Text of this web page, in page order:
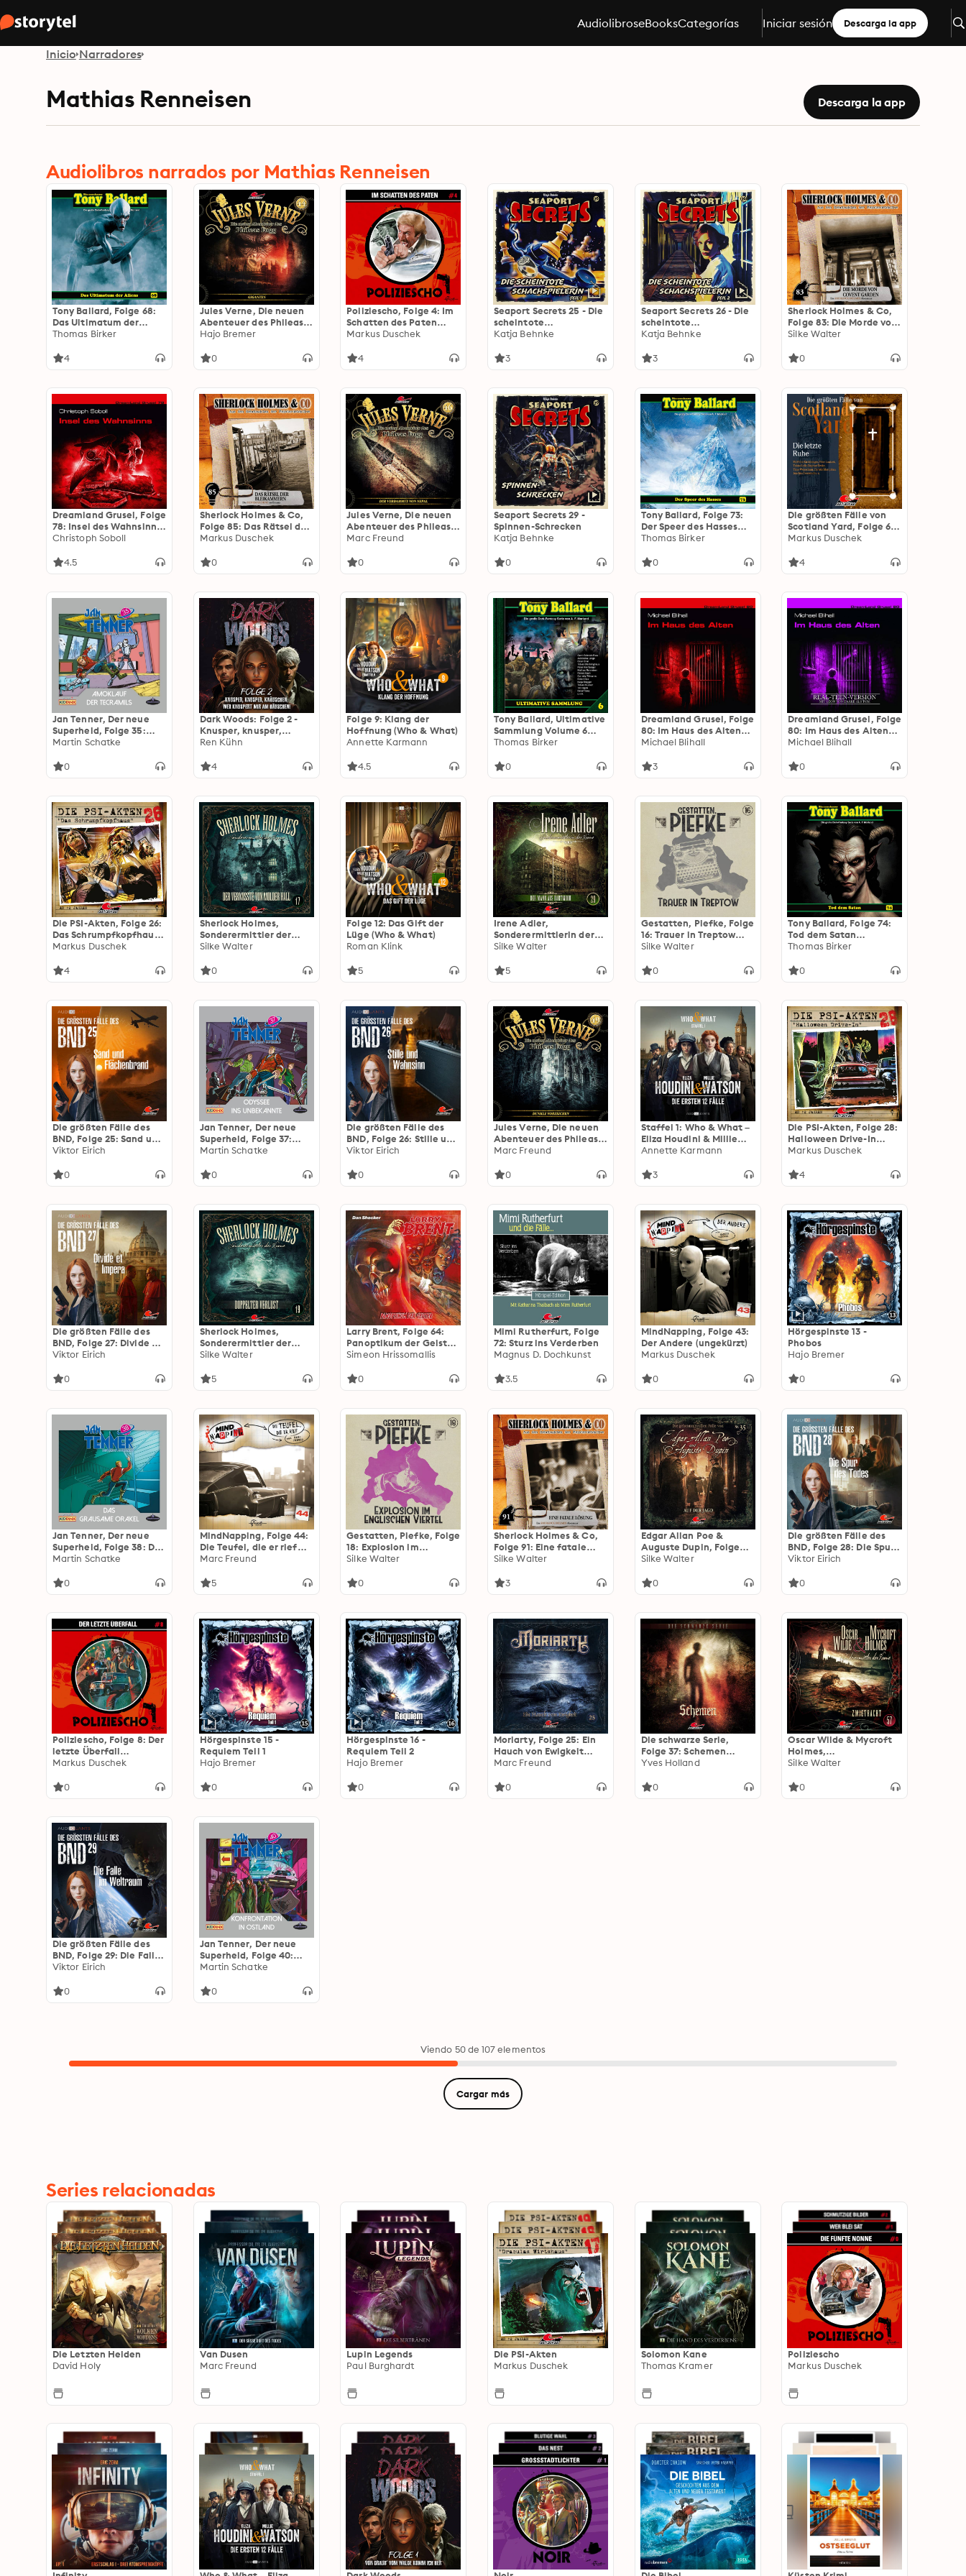
AudiolibroseBooksCategorías Iniciar sesión Descarga la app
Inicio Narradores
Mathias Renneisen Descarga la app
Audiolibros narrados por Mathias Renneisen
Tony Ballard, Folge 68:
Das Ultimatum der
Aliens
Thomas Birker
4
Jules Verne, Die neuen
Abenteuer des Phileas
Fogg, Folge 44:
Hajo Bremer
0
Poliziescho, Folge 4: Im
Schatten des Paten
(ungekürzt)
Markus Duschek
4
Seaport Secrets 25 - Die
scheintote
Schachspielerin Teil 1
Katja Behnke
3
Seaport Secrets 26 - Die
scheintote
Schachspielerin Teil 2
Katja Behnke
3
Sherlock Holmes & Co,
Folge 83: Die Morde von
Covent Garden
Silke Walter
0
Dreamland Grusel, Folge
78: Insel des Wahnsinns
(ungekürzt)
Christoph Soboll
4.5
Sherlock Holmes & Co,
Folge 85: Das Rätsel der
Bleikammern
Markus Duschek
0
Jules Verne, Die neuen
Abenteuer des Phileas
Fogg, Folge 46: Der
(ungekürzt)
Marc Freund
0
Seaport Secrets 29 -
Spinnen-Schrecken
Katja Behnke
0
Tony Ballard, Folge 73:
Der Speer des Hasses
(ungekürzt)
Thomas Birker
0
Die größten Fälle von
Scotland Yard, Folge 68:
Die letzte Ruhe
Markus Duschek
4
Jan Tenner, Der neue
Superheld, Folge 35:
Amoklauf der Tecramils
Martin Schatke
0
Dark Woods: Folge 2 -
Knusper, knusper,
knäuschen, wer
Häuschen?
Ren Kühn
4
Folge 9: Klang der
Hoffnung (Who & What)
Annette Karmann
4.5
Tony Ballard, Ultimative
Sammlung Volume 6
(ungekürzt)
Thomas Birker
0
Dreamland Grusel, Folge
80: Im Haus des Alten
(ungekürzt)
Michael Blihall
3
Dreamland Grusel, Folge
80: Im Haus des Alten
(Real-Teen-Version)
Michael Blihall
0
Die PSI-Akten, Folge 26:
Das Schrumpfkopfhaus
(ungekürzt)
Markus Duschek
4
Sherlock Holmes,
Sonderermittler der
Krone, Folge 17: Der
Hall (ungekürzt)
Silke Walter
0
Folge 12: Das Gift der
Lüge (Who & What)
Roman Klink
5
Irene Adler,
Sonderermittlerin der
Krone, Folge 29: Der
(ungekürzt)
Silke Walter
5
Gestatten, Piefke, Folge
16: Trauer in Treptow
(ungekürzt)
Silke Walter
0
Tony Ballard, Folge 74:
Tod dem Satan
(ungekürzt)
Thomas Birker
0
Die größten Fälle des
BND, Folge 25: Sand und
Flächenbrand
Viktor Eirich
0
Jan Tenner, Der neue
Superheld, Folge 37:
Odyssee ins Unbekannte
Martin Schatke
0
Die größten Fälle des
BND, Folge 26: Stille und
Wahnsinn (ungekürzt)
Viktor Eirich
0
Jules Verne, Die neuen
Abenteuer des Phileas
Fogg, Folge 49: Dunkle
Marc Freund
0
Staffel 1: Who & What –
Eliza Houdini & Millie
Watson ermitteln: Die
Annette Karmann
3
Die PSI-Akten, Folge 28:
Halloween Drive-In
(ungekürzt)
Markus Duschek
4
Die größten Fälle des
BND, Folge 27: Divide et
Impera (ungekürzt)
Viktor Eirich
0
Sherlock Holmes,
Sonderermittler der
Krone, Folge 19:
(ungekürzt)
Silke Walter
5
Larry Brent, Folge 64:
Panoptikum der Geister
(Teil 1 von 2) (ungekürzt)
Simeon Hrissomallis
0
Mimi Rutherfurt, Folge
72: Sturz ins Verderben
Magnus D. Dochkunst
3.5
MindNapping, Folge 43:
Der Andere (ungekürzt)
Markus Duschek
0
Hörgespinste 13 -
Phobos
Hajo Bremer
0
Jan Tenner, Der neue
Superheld, Folge 38: Das
grausame Orakel
Martin Schatke
0
MindNapping, Folge 44:
Die Teufel, die er rief
(ungekürzt)
Marc Freund
5
Gestatten, Piefke, Folge
18: Explosion im
Englischen Viertel
Silke Walter
0
Sherlock Holmes & Co,
Folge 91: Eine fatale
Lösung (ungekürzt)
Silke Walter
3
Edgar Allan Poe &
Auguste Dupin, Folge
35: Auf der Jagd
Silke Walter
0
Die größten Fälle des
BND, Folge 28: Die Spur
des Todes (ungekürzt)
Viktor Eirich
0
Poliziescho, Folge 8: Der
letzte Überfall
(ungekürzt)
Markus Duschek
0
Hörgespinste 15 -
Requiem Teil 1
Hajo Bremer
0
Hörgespinste 16 -
Requiem Teil 2
Hajo Bremer
0
Moriarty, Folge 25: Ein
Hauch von Ewigkeit
(ungekürzt)
Marc Freund
0
Die schwarze Serie,
Folge 37: Schemen
(ungekürzt)
Yves Holland
0
Oscar Wilde & Mycroft
Holmes,
Sonderermittler der
Zwietracht (ungekürzt)
Silke Walter
0
Die größten Fälle des
BND, Folge 29: Die Falle
im Weltraum
Viktor Eirich
0
Jan Tenner, Der neue
Superheld, Folge 40:
Konfrontation in
Martin Schatke
0
Viendo 50 de 107 elementos
Cargar más
Series relacionadas
Die Letzten Helden
David Holy
Van Dusen
Marc Freund
Lupin Legends
Paul Burghardt
Die PSI-Akten
Markus Duschek
Solomon Kane
Thomas Kramer
Poliziescho
Markus Duschek